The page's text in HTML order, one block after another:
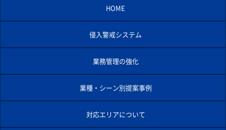
HOME
侵入警戒システム
業務管理の強化
業種・シーン別提案事例
対応エリアについて